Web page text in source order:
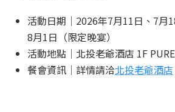
活動日期｜2026年7月11日、7月
8月1日（限定晚宴）
活動地點｜北投老爺酒店 1F
餐會資訊｜詳情請洽北投老爺酒店